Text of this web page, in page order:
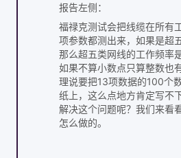
报告左侧：
福禄克测试会把线缆在所有
项参数都测出来，如果是超
那么超五类网线的工作频率
如果不算小数点只算整数也
理说要把13项数据的100个
纸上，这么点地方肯定写不
解决这个问题呢？我们来看
怎么做的。